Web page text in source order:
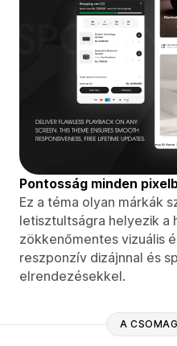
Pontosság minden
Ez a téma olyan márkák
letisztultságra helyezik a
zökkenőmentes vizuális
reszponzív dizájnnal és
elrendezésekkel.
A